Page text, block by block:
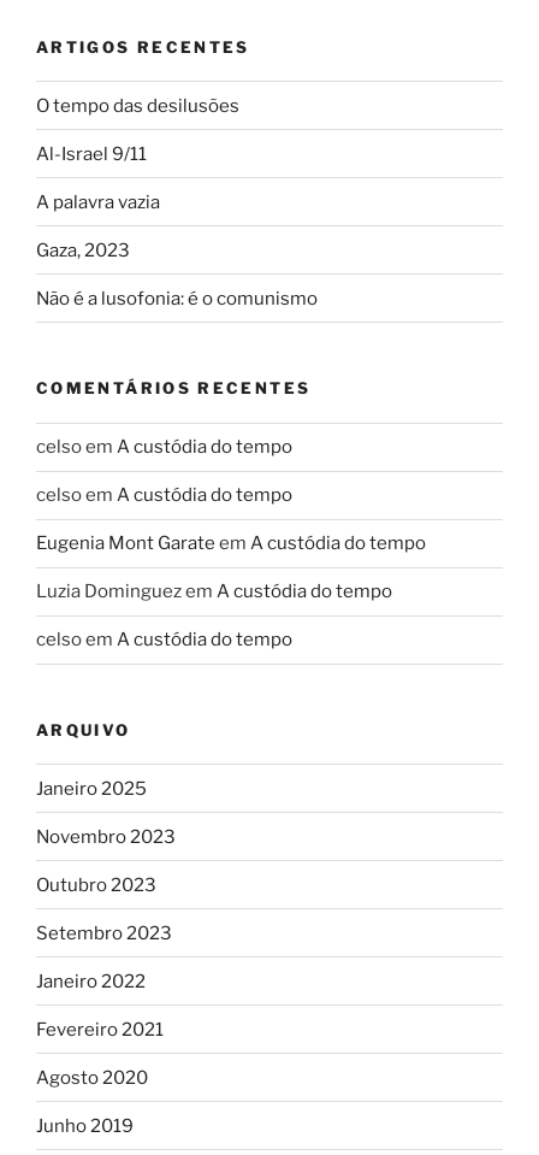
ARTIGOS RECENTES
O tempo das desilusões
Al-Israel 9/11
A palavra vazia
Gaza, 2023
Não é a lusofonia: é o comunismo
COMENTÁRIOS RECENTES
celsoem A custódia do tempo
celsoem A custódia do tempo
Eugenia Mont Garate em A custódia do tempo
Luzia Dominguezem A custódia do tempo
celsoem A custódia do tempo
ARQUIVO
Janeiro 2025
Novembro 2023
Outubro 2023
Setembro 2023
Janeiro 2022
Fevereiro 2021
Agosto 2020
Junho 2019